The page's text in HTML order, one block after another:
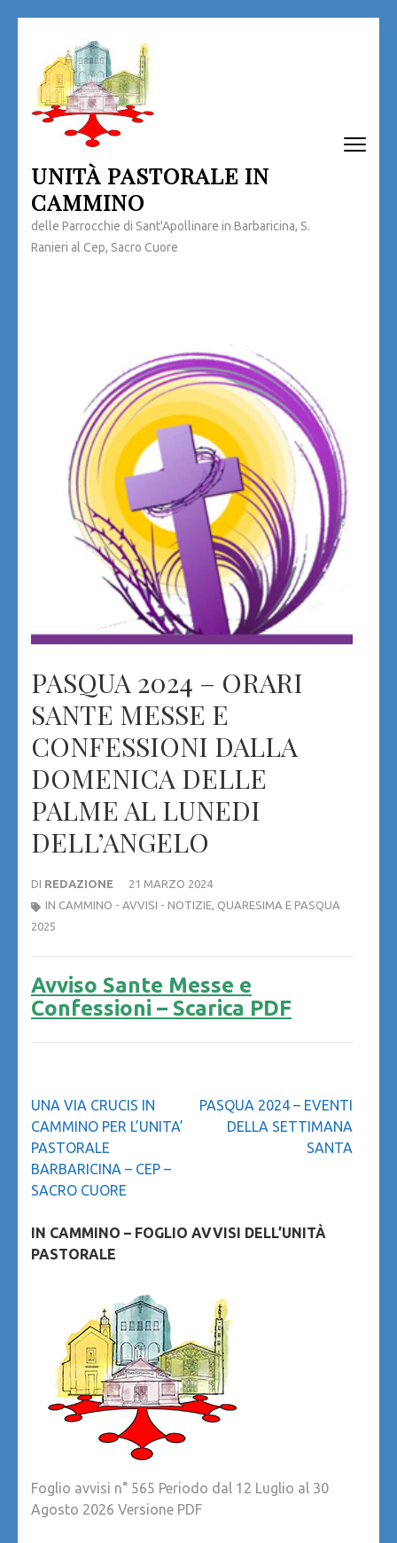
contenuto
(premi
invio)
UNITÀ PASTORALE IN
CAMMINO
delle Parrocchie di Sant'Apollinare in Barbaricina, S.
Ranieri al Cep, Sacro Cuore
PASQUA 2024 – ORARI
SANTE MESSE E
CONFESSIONI DALLA
DOMENICA DELLE
PALME AL LUNEDI
DELL’ANGELO
DI REDAZIONE
21 MARZO 2024
IN CAMMINO - AVVISI - NOTIZIE, QUARESIMA E PASQUA
2025
Avviso Sante Messe e
Confessioni – Scarica PDF
Navigazione
articoli
UNA VIA CRUCIS IN
CAMMINO PER L’UNITA’
PASTORALE
BARBARICINA – CEP –
SACRO CUORE
PASQUA 2024 – EVENTI
DELLA SETTIMANA
SANTA
IN CAMMINO – FOGLIO AVVISI DELL’UNITÀ
PASTORALE
Foglio avvisi n° 565 Periodo dal 12 Luglio al 30
Agosto 2026 Versione PDF